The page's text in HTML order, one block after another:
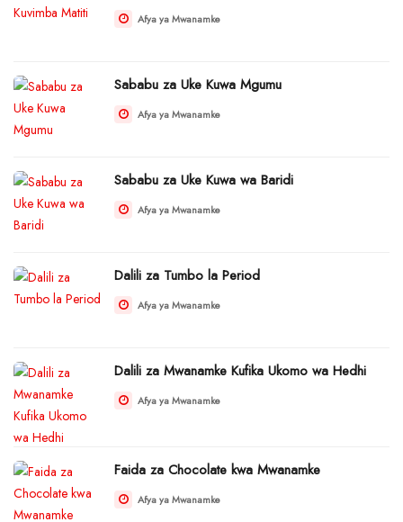
Afya ya Mwanamke
Sababu za Uke Kuwa Mgumu
Afya ya Mwanamke
Sababu za Uke Kuwa wa Baridi
Afya ya Mwanamke
Dalili za Tumbo la Period
Afya ya Mwanamke
Dalili za Mwanamke Kufika Ukomo wa Hedhi
Afya ya Mwanamke
Faida za Chocolate kwa Mwanamke
Afya ya Mwanamke